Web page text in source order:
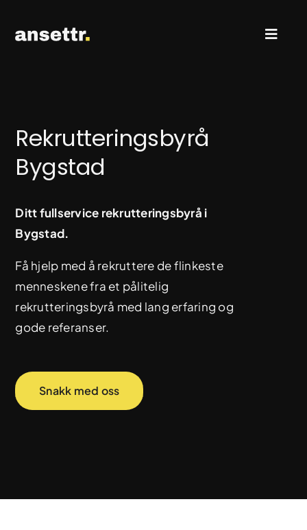
Ledige stillinger
Rekrutteringsbyrå
Bygstad
Ditt fullservice rekrutteringsbyrå i
Bygstad.
Få hjelp med å rekruttere de flinkeste
menneskene fra et pålitelig
rekrutteringsbyrå med lang erfaring og
gode referanser.
Snakk med oss